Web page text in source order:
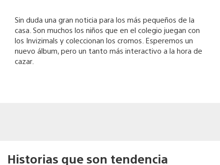
Sin duda una gran noticia para los más pequeños de la
casa. Son muchos los niños que en el colegio juegan con
los Invizimals y coleccionan los cromos. Esperemos un
nuevo álbum, pero un tanto más interactivo a la hora de
cazar.
Historias que son tendencia